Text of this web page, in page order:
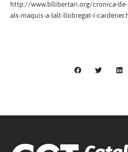
http://www.bllibertari.org/cronica-
als-maquis-a-lalt-llobregat-i-